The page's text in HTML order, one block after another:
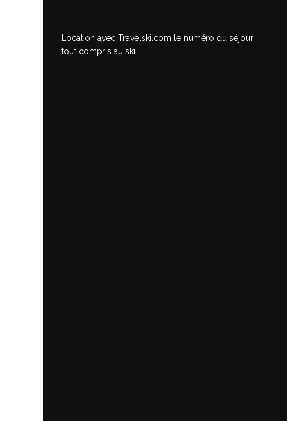
Location avec Travelski.com le numéro du séjour
tout compris au ski.